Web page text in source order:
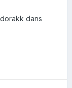
dans